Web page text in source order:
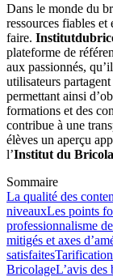
Dans le monde du
ressources fiables
faire.
plateforme de
aux passionnés,
utilisateurs
permettant ainsi
formations et des
contribue à une
élèves un aperçu
l’Institut du
Sommaire
La qualité des
niveauxLes points
professionnalisme
mitigés et axes
satisfaites
BricolageL’avis des